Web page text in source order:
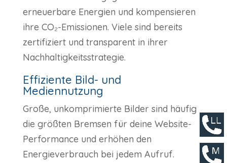
erneuerbare Energien und kompensieren
ihre CO₂-Emissionen. Viele sind bereits
zertifiziert und transparent in ihrer
Nachhaltigkeitsstrategie.
Effiziente Bild- und
Mediennutzung
Große, unkomprimierte Bilder sind häufig
die größten Bremsen für deine Website-
Performance und erhöhen den
Energieverbrauch bei jedem Aufruf.